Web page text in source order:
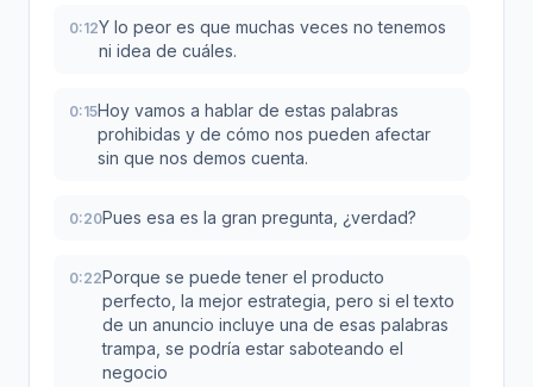
0:12Y lo peor es que muchas veces no tenemos
ni idea de cuáles.
0:15Hoy vamos a hablar de estas palabras
prohibidas y de cómo nos pueden afectar
sin que nos demos cuenta.
0:20Pues esa es la gran pregunta, ¿verdad?
0:22Porque se puede tener el producto
perfecto, la mejor estrategia, pero si el texto
de un anuncio incluye una de esas palabras
trampa, se podría estar saboteando el
negocio